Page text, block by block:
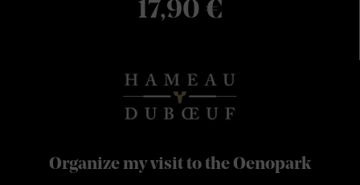
17,90 €
Organize my visit to the Oenopark